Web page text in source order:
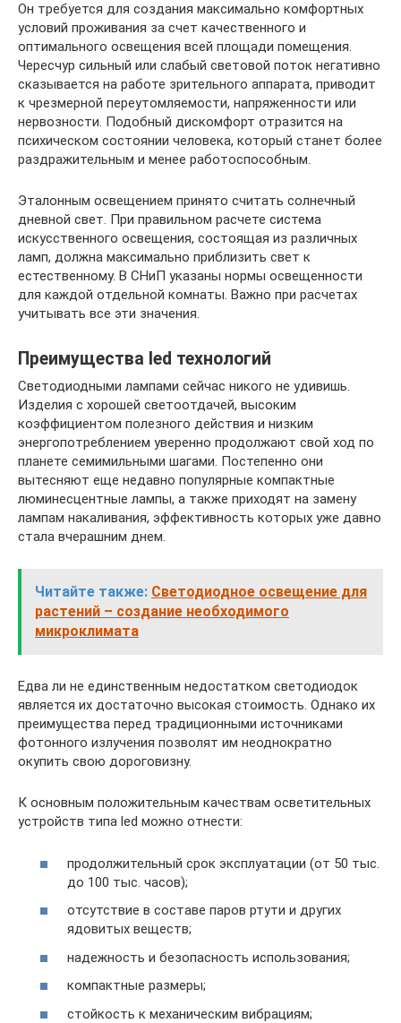
Он требуется для создания максимально комфортных
условий проживания за счет качественного и
оптимального освещения всей площади помещения.
Чересчур сильный или слабый световой поток негативно
сказывается на работе зрительного аппарата, приводит
к чрезмерной переутомляемости, напряженности или
нервозности. Подобный дискомфорт отразится на
психическом состоянии человека, который станет более
раздражительным и менее работоспособным.
Эталонным освещением принято считать солнечный
дневной свет. При правильном расчете система
искусственного освещения, состоящая из различных
ламп, должна максимально приблизить свет к
естественному. В СНиП указаны нормы освещенности
для каждой отдельной комнаты. Важно при расчетах
учитывать все эти значения.
Преимущества led технологий
Светодиодными лампами сейчас никого не удивишь.
Изделия с хорошей светоотдачей, высоким
коэффициентом полезного действия и низким
энергопотреблением уверенно продолжают свой ход по
планете семимильными шагами. Постепенно они
вытесняют еще недавно популярные компактные
люминесцентные лампы, а также приходят на замену
лампам накаливания, эффективность которых уже давно
стала вчерашним днем.
Читайте также: Светодиодное освещение для
растений – создание необходимого
микроклимата
Едва ли не единственным недостатком светодиодок
является их достаточно высокая стоимость. Однако их
преимущества перед традиционными источниками
фотонного излучения позволят им неоднократно
окупить свою дороговизну.
К основным положительным качествам осветительных
устройств типа led можно отнести:
продолжительный срок эксплуатации (от 50 тыс.
до 100 тыс. часов);
отсутствие в составе паров ртути и других
ядовитых веществ;
надежность и безопасность использования;
компактные размеры;
стойкость к механическим вибрациям;